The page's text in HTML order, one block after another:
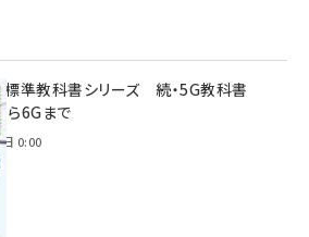
ス標準教科書シリーズ 続・5G教科書
ら6Gまで
日 0:00